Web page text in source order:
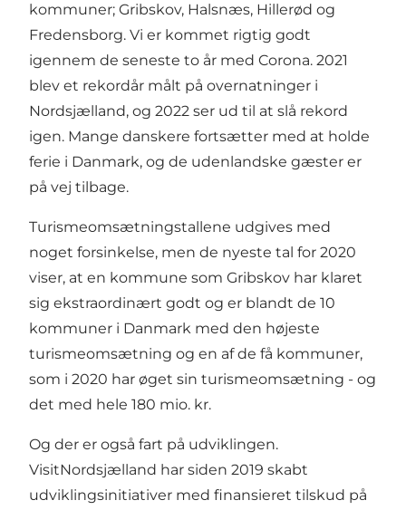
kommuner; Gribskov, Halsnæs, Hillerød og
Fredensborg. Vi er kommet rigtig godt
igennem de seneste to år med Corona. 2021
blev et rekordår målt på overnatninger i
Nordsjælland, og 2022 ser ud til at slå rekord
igen. Mange danskere fortsætter med at holde
ferie i Danmark, og de udenlandske gæster er
på vej tilbage.
Turismeomsætningstallene udgives med
noget forsinkelse, men de nyeste tal for 2020
viser, at en kommune som Gribskov har klaret
sig ekstraordinært godt og er blandt de 10
kommuner i Danmark med den højeste
turismeomsætning og en af de få kommuner,
som i 2020 har øget sin turismeomsætning - og
det med hele 180 mio. kr.
Og der er også fart på udviklingen.
VisitNordsjælland har siden 2019 skabt
udviklingsinitiativer med finansieret tilskud på